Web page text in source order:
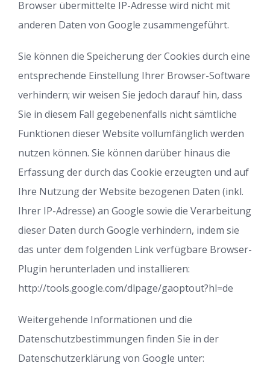
Browser übermittelte IP-Adresse wird nicht mit
anderen Daten von Google zusammengeführt.
Sie können die Speicherung der Cookies durch eine
entsprechende Einstellung Ihrer Browser-Software
verhindern; wir weisen Sie jedoch darauf hin, dass
Sie in diesem Fall gegebenenfalls nicht sämtliche
Funktionen dieser Website vollumfänglich werden
nutzen können. Sie können darüber hinaus die
Erfassung der durch das Cookie erzeugten und auf
Ihre Nutzung der Website bezogenen Daten (inkl.
Ihrer IP-Adresse) an Google sowie die Verarbeitung
dieser Daten durch Google verhindern, indem sie
das unter dem folgenden Link verfügbare Browser-
Plugin herunterladen und installieren:
http://tools.google.com/dlpage/gaoptout?hl=de
Weitergehende Informationen und die
Datenschutzbestimmungen finden Sie in der
Datenschutzerklärung von Google unter: